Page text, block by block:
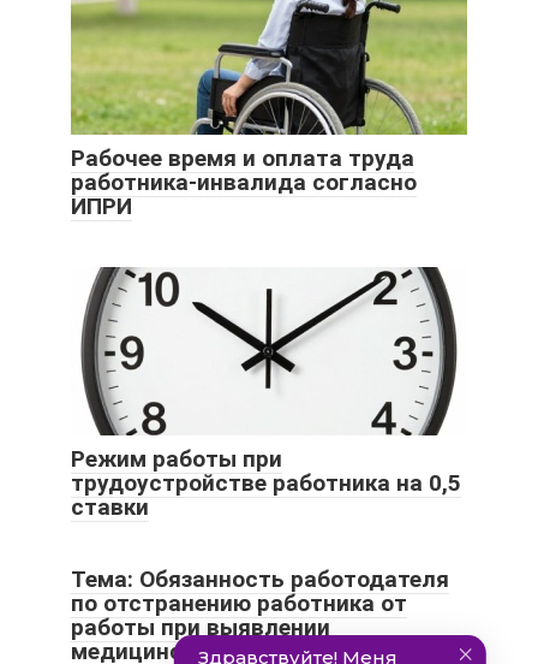
Рабочее время и оплата труда
работника-инвалида согласно
ИПРИ
Режим работы при
трудоустройстве работника на 0,5
ставки
Тема: Обязанность работодателя
по отстранению работника от
работы при выявлении
медицинских противопоказаний